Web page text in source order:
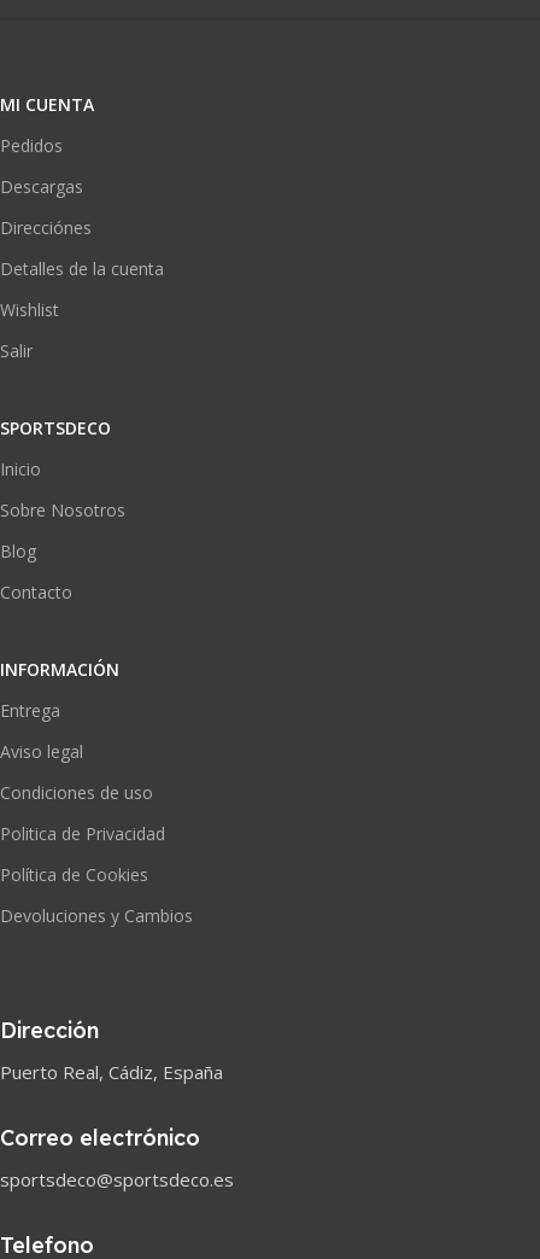
MI CUENTA
Pedidos
Descargas
Direcciónes
Detalles de la cuenta
Wishlist
Salir
SPORTSDECO
Inicio
Sobre Nosotros
Blog
Contacto
INFORMACIÓN
Entrega
Aviso legal
Condiciones de uso
Politica de Privacidad
Política de Cookies
Devoluciones y Cambios
Dirección
Puerto Real, Cádiz, España
Correo electrónico
sportsdeco@sportsdeco.es
Telefono